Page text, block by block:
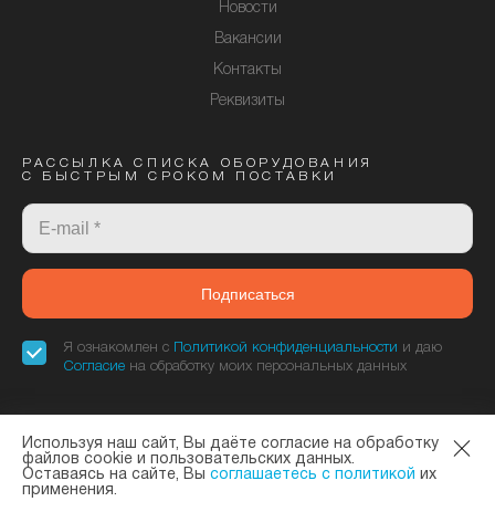
Новости
Вакансии
Контакты
Реквизиты
РАССЫЛКА СПИСКА ОБОРУДОВАНИЯ
С БЫСТРЫМ СРОКОМ ПОСТАВКИ
Подписаться
Я ознакомлен с Политикой конфиденциальности и даю
Согласие на обработку моих персональных данных
«Элтекс Коммуникации» - официальный дилер завода ELTEX. © 2013—
2026Политика конфиденциальностииСогласие на обработку данных
Используя наш сайт, Вы даёте согласие на обработку
файлов cookie и пользовательских данных.
Оставаясь на сайте, Вы соглашаетесь с политикой их
применения.